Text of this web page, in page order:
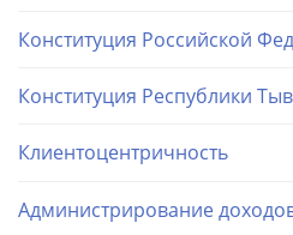
Конституция Российской
Конституция Республики
Клиентоцентричность
Администрирование